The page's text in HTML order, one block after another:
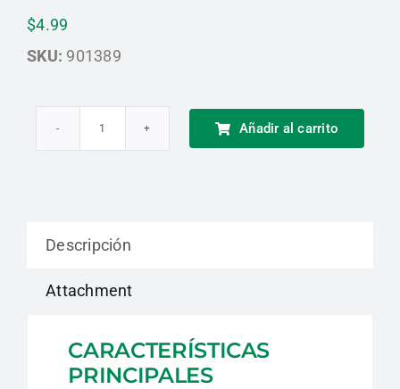
$4.99
SKU: 901389
cantidad
Añadir al carrito
Descripción
Attachment
CARACTERÍSTICAS
PRINCIPALES